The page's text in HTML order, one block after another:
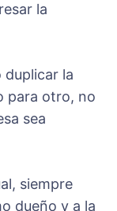
la
duplicar la
para otro, no
sea
siempre
dueño y a la